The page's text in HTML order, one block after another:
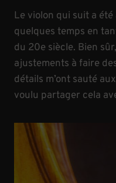
Le violon qui suit a
quelques temps en
du 20e siècle. Bien
ajustements à faire
détails m’ont sauté
voulu partager cela